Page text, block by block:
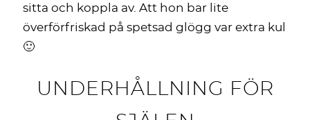
sitta och koppla av. Att hon bar lite
överförfriskad på spetsad glögg var extra kul
🙂
UNDERHÅLLNING FÖR